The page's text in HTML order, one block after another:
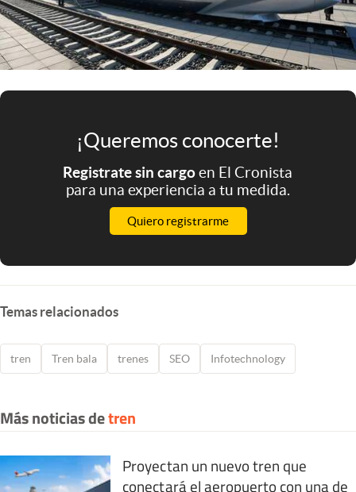
Mediakit
abre en nueva pestaña
Argentina
¡Queremos conocerte!
Registrate sin cargoen El Cronista
para una experiencia a tu medida.
Quiero registrarme
Temas relacionados
tren Tren bala trenes SEO Infotechnology
Más noticias detren
Proyectan un nuevo tren que
conectará el aeropuerto con una de